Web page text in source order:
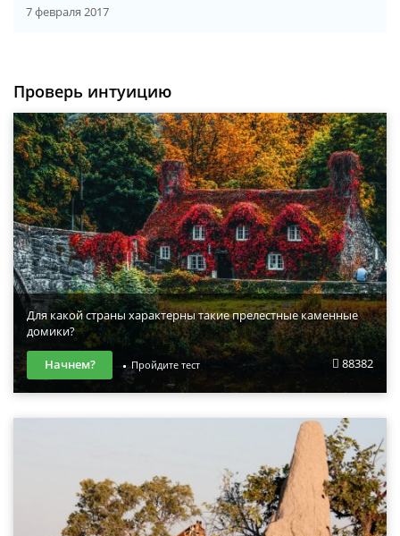
7 февраля 2017
Проверь интуицию
Для какой страны характерны такие прелестные каменные
домики?
88382
Начнем? Пройдите тест